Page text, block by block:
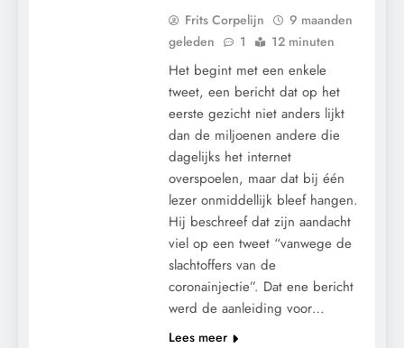
Frits Corpelijn
9 maanden
geleden
1 12 minuten
Het begint met een enkele
tweet, een bericht dat op het
eerste gezicht niet anders lijkt
dan de miljoenen andere die
dagelijks het internet
overspoelen, maar dat bij één
lezer onmiddellijk bleef hangen.
Hij beschreef dat zijn aandacht
viel op een tweet “vanwege de
slachtoffers van de
coronainjectie”. Dat ene bericht
werd de aanleiding voor…
Lees meer